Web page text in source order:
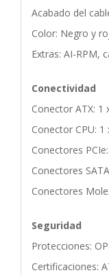
Acabado del
Color: Negro y
Extras: AI-RPM,
Conectividad
Conector ATX: 1
Conector CPU: 1
Conectores
Conectores
Conectores
Seguridad
Protecciones:
Certificaciones: